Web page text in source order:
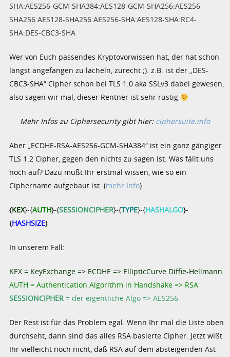
SHA:AES256-GCM-SHA384:AES128-GCM-SHA256:AES256-
SHA256:AES128-SHA256:AES256-SHA:AES128-SHA:RC4-
SHA:DES-CBC3-SHA
Wer von Euch passendes Kryptovorwissen hat, der hat schon
längst angefangen zu lächeln, zurecht ;). z.B. ist der „DES-
CBC3-SHA“ Cipher schon bei TLS 1.0 aka SSLv3 dabei gewesen,
also sagen wir mal, dieser Rentner ist sehr rüstig
Mehr Infos zu Ciphersecurity gibt hier: ciphersuite.info
Aber „ECDHE-RSA-AES256-GCM-SHA384“ ist ein ganz gängiger
TLS 1.2 Cipher, gegen den nichts zu sagen ist. Was fällt uns
noch auf? Dazu müßt Ihr erstmal wissen, wie so ein
Ciphername aufgebaut ist: (mehr Info)
{KEX}-{AUTH}-{SESSIONCIPHER}-{TYPE}-{HASHALGO}-
{HASHSIZE}
In unserem Fall:
KEX = KeyExchange => ECDHE => EllipticCurve Diffie-Hellmann
AUTH = Authentication Algorithm in Handshake => RSA
SESSIONCIPHER = der eigentliche Algo => AES256
Der Rest ist für das Problem egal. Wenn Ihr mal die Liste oben
durchseht, dann sind das alles RSA basierte Cipher. Jetzt wißt
Ihr vielleicht noch nicht, daß RSA auf dem absteigenden Ast